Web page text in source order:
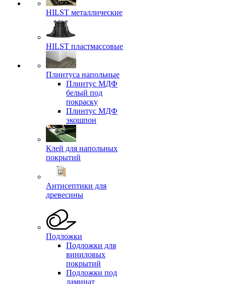
HILST металлические
HILST пластмассовые
Плинтуса напольные
Плинтус МДФ
белый под
покраску
Плинтус МДФ
экошпон
Клей для напольных
покрытий
Антисептики для
древесины
Подложки
Подложки для
виниловых
покрытий
Подложки под
ламинат